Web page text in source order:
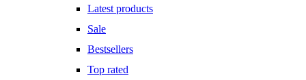
Latest products
Sale
Bestsellers
Top rated